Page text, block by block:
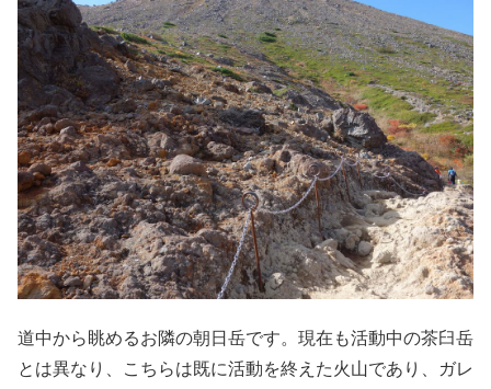
道中から眺めるお隣の朝日岳です。現在も活動中の茶臼岳
とは異なり、こちらは既に活動を終えた火山であり、ガレ